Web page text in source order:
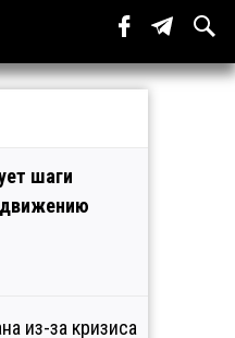
шаги
из-за кризиса